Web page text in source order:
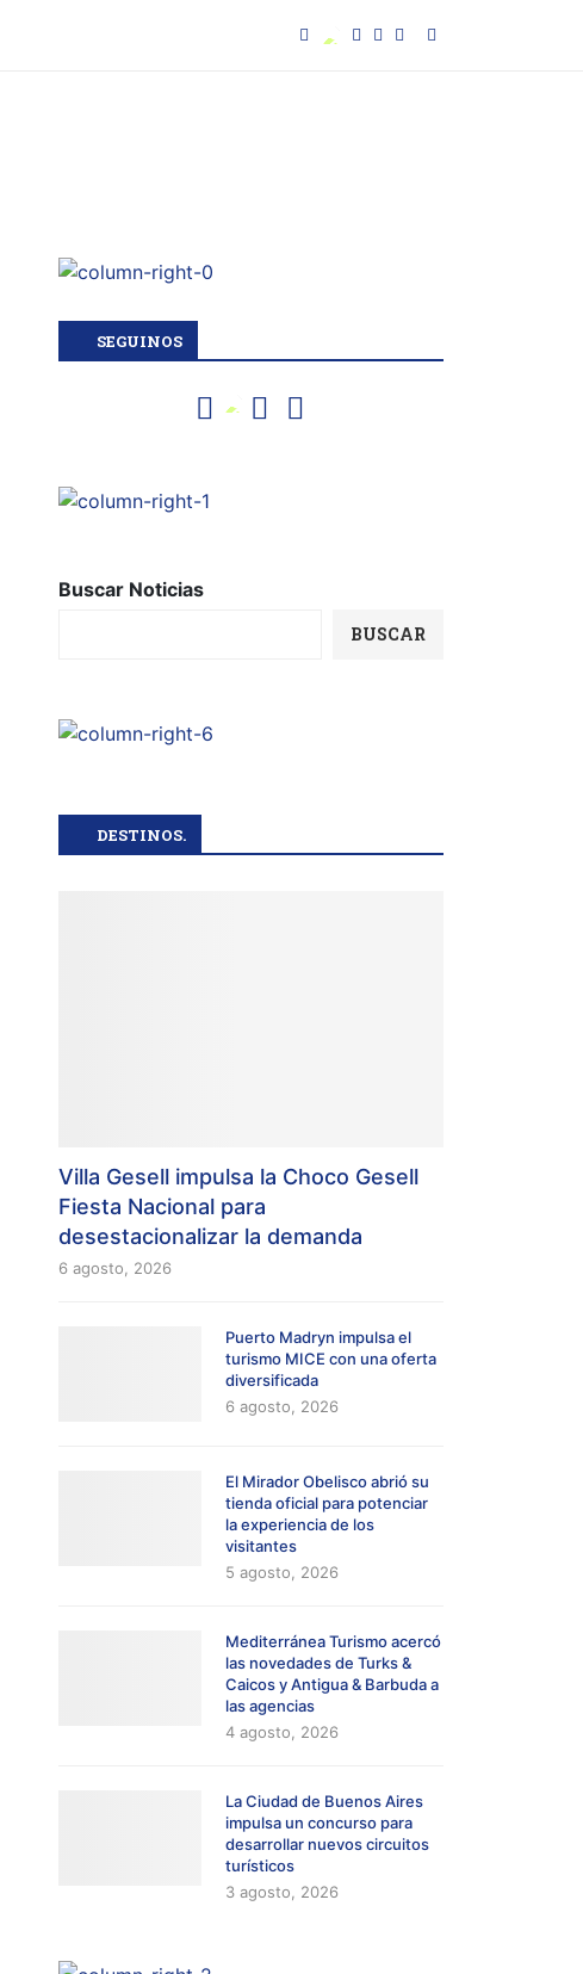
SEGUINOS
Buscar Noticias
BUSCAR
DESTINOS.
Villa Gesell impulsa la Choco Gesell
Fiesta Nacional para
desestacionalizar la demanda
6 agosto, 2026
Puerto Madryn impulsa el
turismo MICE con una oferta
diversificada
6 agosto, 2026
El Mirador Obelisco abrió su
tienda oficial para potenciar
la experiencia de los
visitantes
5 agosto, 2026
Mediterránea Turismo acercó
las novedades de Turks &
Caicos y Antigua & Barbuda a
las agencias
4 agosto, 2026
La Ciudad de Buenos Aires
impulsa un concurso para
desarrollar nuevos circuitos
turísticos
3 agosto, 2026